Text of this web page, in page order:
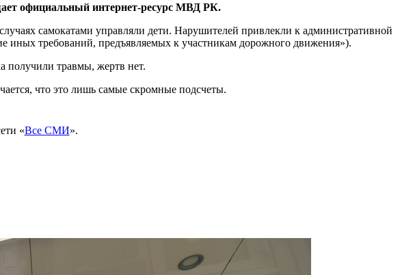
официальный интернет-ресурс МВД РК.
самокатами управляли дети. Нарушителей привлекли к административной
иных требований, предъявляемых к участникам дорожного движения»).
получили травмы, жертв нет.
что это лишь самые скромные подсчеты.
«Все СМИ».